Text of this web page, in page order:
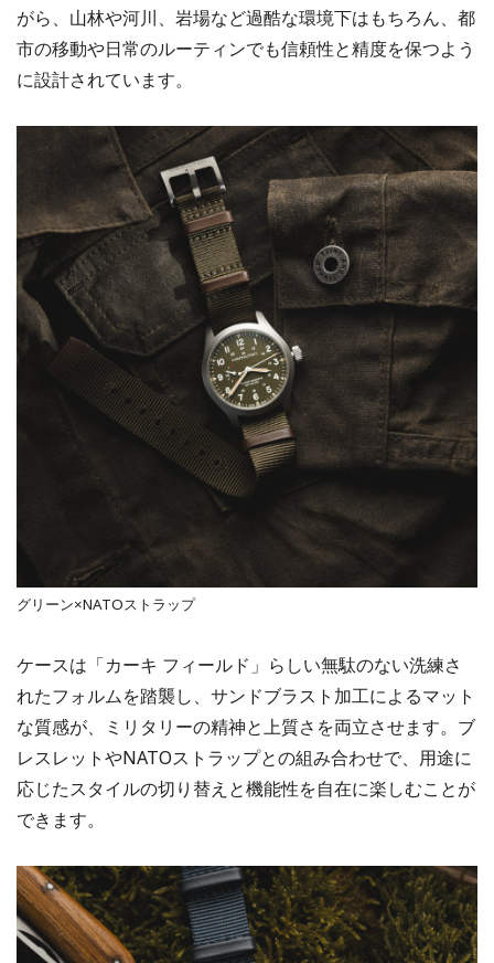
がら、山林や河川、岩場など過酷な環境下はもちろん、都
市の移動や日常のルーティンでも信頼性と精度を保つよう
に設計されています。
グリーン×NATOストラップ
ケースは「カーキ フィールド」らしい無駄のない洗練さ
れたフォルムを踏襲し、サンドブラスト加工によるマット
な質感が、ミリタリーの精神と上質さを両立させます。ブ
レスレットやNATOストラップとの組み合わせで、用途に
応じたスタイルの切り替えと機能性を自在に楽しむことが
できます。